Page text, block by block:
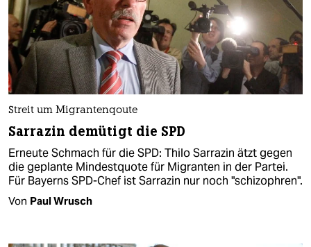
Streit um Migrantenqoute
Sarrazin demütigt die SPD
Erneute Schmach für die SPD: Thilo Sarrazin ätzt gegen
die geplante Mindestquote für Migranten in der Partei.
Für Bayerns SPD-Chef ist Sarrazin nur noch "schizophren".
Von Paul Wrusch